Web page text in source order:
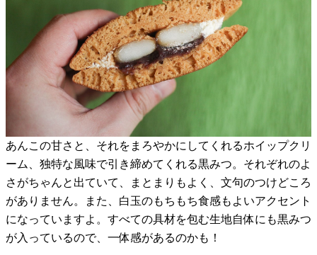
あんこの甘さと、それをまろやかにしてくれるホイップクリ
ーム、独特な風味で引き締めてくれる黒みつ。それぞれのよ
さがちゃんと出ていて、まとまりもよく、文句のつけどころ
がありません。また、白玉のもちもち食感もよいアクセント
になっていますよ。すべての具材を包む生地自体にも黒みつ
が入っているので、一体感があるのかも！